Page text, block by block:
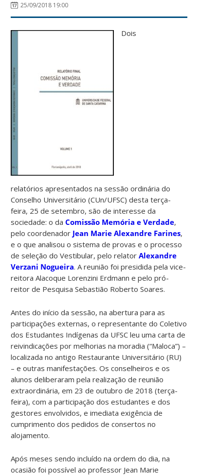
25/09/2018 19:00
Dois
relatórios apresentados na sessão ordinária do
Conselho Universitário (CUn/UFSC) desta terça-
feira, 25 de setembro, são de interesse da
sociedade: o daComissão Memória e Verdade,
pelo coordenador Jean Marie Alexandre Farines,
e o que analisou o sistema de provas e o processo
de seleção do Vestibular, pelo relatorAlexandre
Verzani Nogueira. A reunião foi presidida pela vice-
reitora Alacoque Lorenzini Erdmann e pelo pró-
reitor de Pesquisa Sebastião Roberto Soares.
Antes do início da sessão, na abertura para as
participações externas, o representante do Coletivo
dos Estudantes Indígenas da UFSC leu uma carta de
reivindicações por melhorias na moradia (“Maloca”) –
localizada no antigo Restaurante Universitário (RU)
– e outras manifestações. Os conselheiros e os
alunos deliberaram pela realização de reunião
extraordinária, em 23 de outubro de 2018 (terça-
feira), com a participação dos estudantes e dos
gestores envolvidos, e imediata exigência de
cumprimento dos pedidos de consertos no
alojamento.
Após meses sendo incluído na ordem do dia, na
ocasião foi possível ao professor Jean Marie